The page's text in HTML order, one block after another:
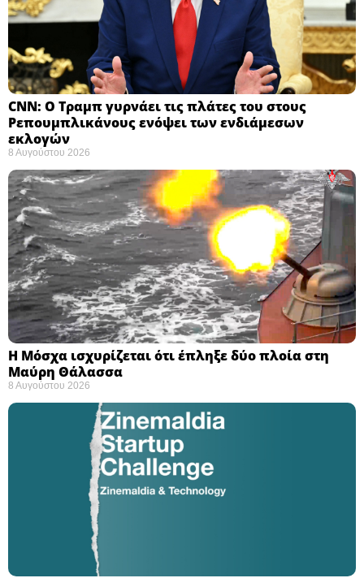
CNN: Ο Τραμπ γυρνάει τις πλάτες του στους
Ρεπουμπλικάνους ενόψει των ενδιάμεσων
εκλογών ​
8 Αυγούστου 2026
Η Μόσχα ισχυρίζεται ότι έπληξε δύο πλοία στη
Μαύρη Θάλασσα ​
8 Αυγούστου 2026